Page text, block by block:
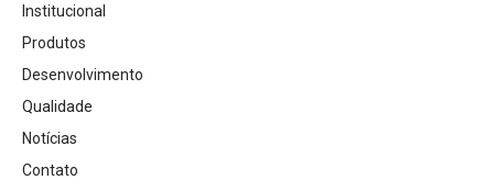
Institucional
Produtos
Desenvolvimento
Qualidade
Notícias
Contato